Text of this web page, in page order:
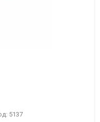
5137